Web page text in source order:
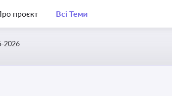
проєкт Всі Теми
2026